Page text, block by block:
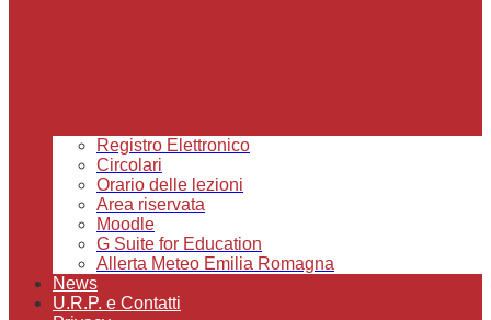
Registro Elettronico
Circolari
Orario delle lezioni
Area riservata
Moodle
G Suite for Education
Allerta Meteo Emilia Romagna
News
U.R.P. e Contatti